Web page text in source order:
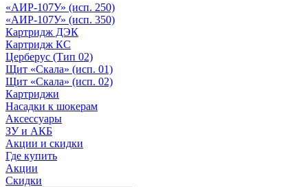
«АИР-107У» (исп. 250)
«АИР-107У» (исп. 350)
Картридж ДЭК
Картридж КС
Церберус (Тип 02)
Щит «Скала» (исп. 01)
Щит «Скала» (исп. 02)
Картриджи
Насадки к шокерам
Аксессуары
ЗУ и АКБ
Акции и скидки
Где купить
Акции
Скидки